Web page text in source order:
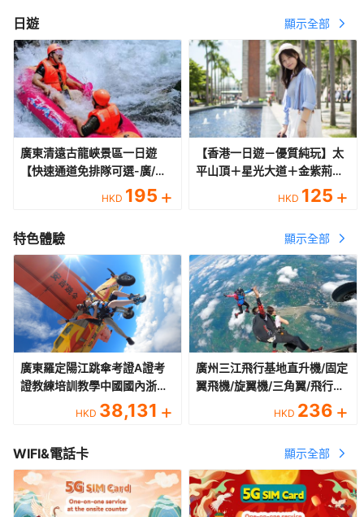
日遊 顯示全部
廣東清遠古龍峽景區一日遊
【快速通道免排隊可選-廣/深/
HKD 195 +
【香港一日遊－優質純玩】太
平山頂＋星光大道＋金紫荊＋
HKD 125 +
特色體驗 顯示全部
廣東羅定陽江跳傘考證A證考
證教練培訓教學中國國內浙江
湖北廣州深圳單人高空跳傘考
證跳傘教練培訓【國內多個培
練】
HKD 38,131 +
廣州三江飛行基地直升機/固定
翼飛機/旋翼機/三角翼/飛行觀
HKD 236 +
WIFI&電話卡 顯示全部